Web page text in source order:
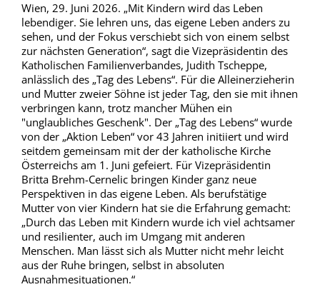
Wien, 29. Juni 2026. „Mit Kindern wird das Leben
lebendiger. Sie lehren uns, das eigene Leben anders zu
sehen, und der Fokus verschiebt sich von einem selbst
zur nächsten Generation“, sagt die Vizepräsidentin des
Katholischen Familienverbandes, Judith Tscheppe,
anlässlich des „Tag des Lebens“. Für die Alleinerzieherin
und Mutter zweier Söhne ist jeder Tag, den sie mit ihnen
verbringen kann, trotz mancher Mühen ein
"unglaubliches Geschenk". Der „Tag des Lebens“ wurde
von der „Aktion Leben“ vor 43 Jahren initiiert und wird
seitdem gemeinsam mit der der katholische Kirche
Österreichs am 1. Juni gefeiert. Für Vizepräsidentin
Britta Brehm-Cernelic bringen Kinder ganz neue
Perspektiven in das eigene Leben. Als berufstätige
Mutter von vier Kindern hat sie die Erfahrung gemacht:
„Durch das Leben mit Kindern wurde ich viel achtsamer
und resilienter, auch im Umgang mit anderen
Menschen. Man lässt sich als Mutter nicht mehr leicht
aus der Ruhe bringen, selbst in absoluten
Ausnahmesituationen.“